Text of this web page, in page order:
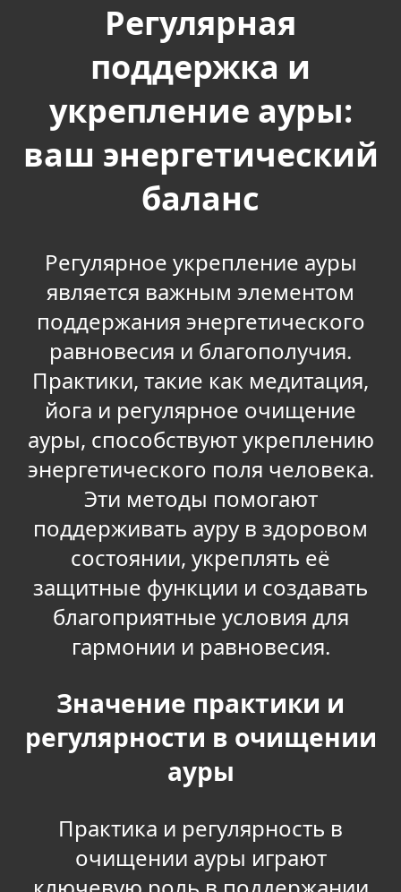
Регулярная
поддержка и
укрепление ауры:
ваш энергетический
баланс
Регулярное укрепление ауры
является важным элементом
поддержания энергетического
равновесия и благополучия.
Практики, такие как медитация,
йога и регулярное очищение
ауры, способствуют укреплению
энергетического поля человека.
Эти методы помогают
поддерживать ауру в здоровом
состоянии, укреплять её
защитные функции и создавать
благоприятные условия для
гармонии и равновесия.
Значение практики и
регулярности в очищении
ауры
Практика и регулярность в
очищении ауры играют